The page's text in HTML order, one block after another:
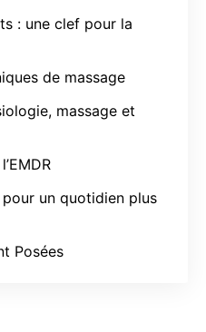
: une clef pour la
de massage
massage et
un quotidien plus
Posées